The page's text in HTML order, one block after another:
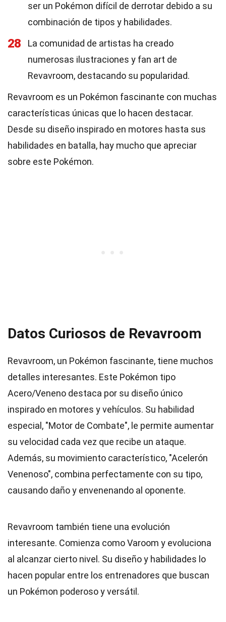
ser un Pokémon difícil de derrotar debido a su
combinación de tipos y habilidades.
28
La comunidad de artistas ha creado
numerosas ilustraciones y fan art de
Revavroom, destacando su popularidad.
Revavroom es un Pokémon fascinante con muchas
características únicas que lo hacen destacar.
Desde su diseño inspirado en motores hasta sus
habilidades en batalla, hay mucho que apreciar
sobre este Pokémon.
Datos Curiosos de Revavroom
Revavroom, un Pokémon fascinante, tiene muchos
detalles interesantes. Este Pokémon tipo
Acero/Veneno destaca por su diseño único
inspirado en motores y vehículos. Su habilidad
especial, "Motor de Combate", le permite aumentar
su velocidad cada vez que recibe un ataque.
Además, su movimiento característico, "Acelerón
Venenoso", combina perfectamente con su tipo,
causando daño y envenenando al oponente.
Revavroom también tiene una evolución
interesante. Comienza como Varoom y evoluciona
al alcanzar cierto nivel. Su diseño y habilidades lo
hacen popular entre los entrenadores que buscan
un Pokémon poderoso y versátil.